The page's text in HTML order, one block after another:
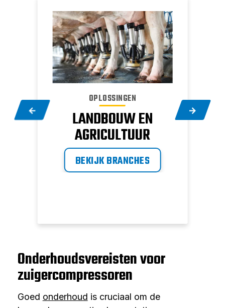
OPLOSSINGEN
LANDBOUW EN
AGRICULTUUR
BEKIJK BRANCHES
Onderhoudsvereisten voor
zuigercompressoren
Goed onderhoud is cruciaal om de